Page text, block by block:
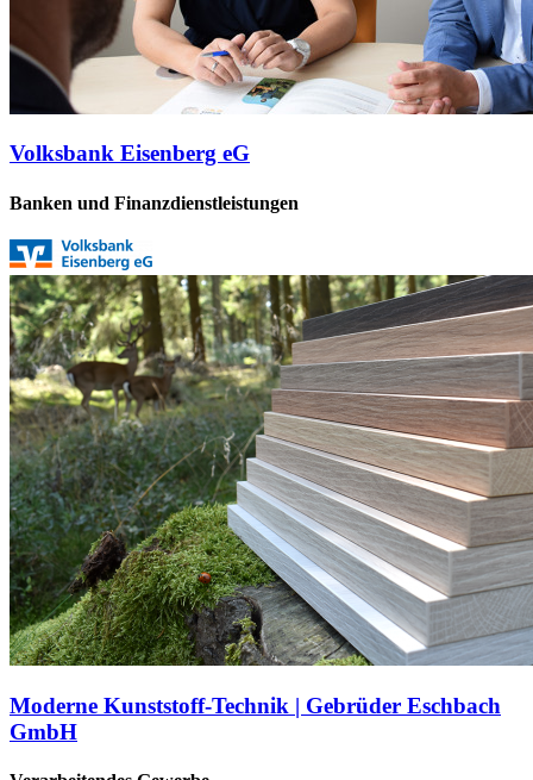
Volksbank Eisenberg eG
Banken und Finanzdienstleistungen
Moderne Kunststoff-Technik | Gebrüder Eschbach
GmbH